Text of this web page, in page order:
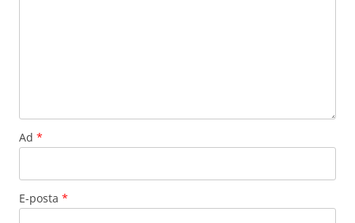
Ad *
E-posta *